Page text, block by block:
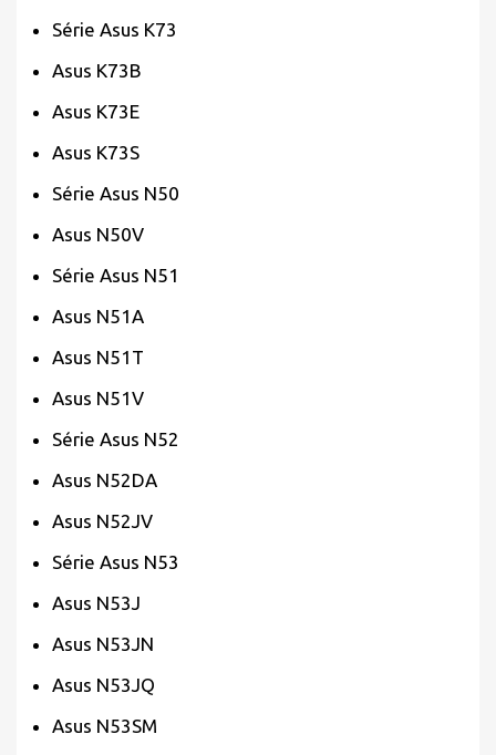
Série Asus K73
Asus K73B
Asus K73E
Asus K73S
Série Asus N50
Asus N50V
Série Asus N51
Asus N51A
Asus N51T
Asus N51V
Série Asus N52
Asus N52DA
Asus N52JV
Série Asus N53
Asus N53J
Asus N53JN
Asus N53JQ
Asus N53SM